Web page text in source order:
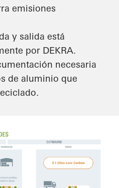
emisiones
y salida está
por DEKRA.
necesaria
de aluminio que